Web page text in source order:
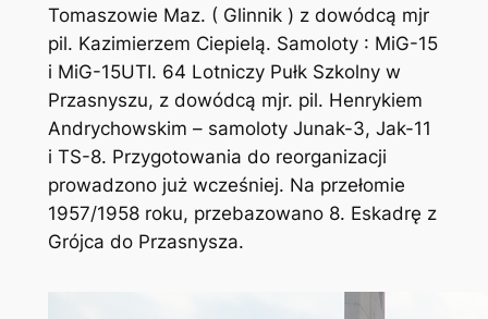
Tomaszowie Maz. ( Glinnik ) z dowódcą mjr
pil. Kazimierzem Ciepielą. Samoloty : MiG-15
i MiG-15UTI. 64 Lotniczy Pułk Szkolny w
Przasnyszu, z dowódcą mjr. pil. Henrykiem
Andrychowskim – samoloty Junak-3, Jak-11
i TS-8. Przygotowania do reorganizacji
prowadzono już wcześniej. Na przełomie
1957/1958 roku, przebazowano 8. Eskadrę z
Grójca do Przasnysza.